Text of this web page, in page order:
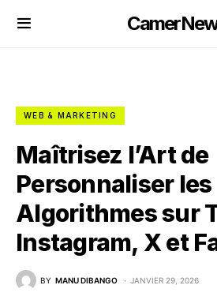
WEB & MARKETING
Maîtrisez l’Art de
Personnaliser les
Algorithmes sur
Instagram, X et
BY MANU DIBANGO JANVIER 29, 2026